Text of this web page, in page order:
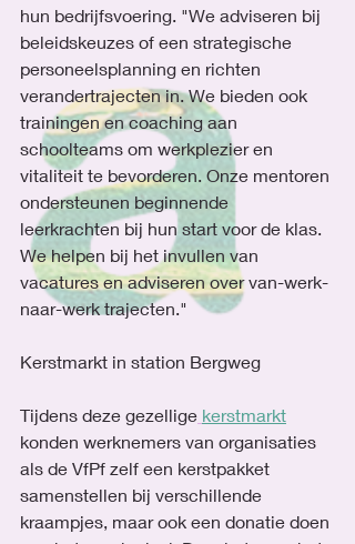
hun bedrijfsvoering. "We adviseren bij
beleidskeuzes of een strategische
personeelsplanning en richten
verandertrajecten in. We bieden ook
trainingen en coaching aan
schoolteams om werkplezier en
vitaliteit te bevorderen. Onze mentoren
ondersteunen beginnende
leerkrachten bij hun start voor de klas.
We helpen bij het invullen van
vacatures en adviseren over van-werk-
naar-werk trajecten."
Kerstmarkt in station Bergweg
Tijdens deze gezellige kerstmarkt
konden werknemers van organisaties
als de VfPf zelf een kerstpakket
samenstellen bij verschillende
kraampjes, maar ook een donatie doen